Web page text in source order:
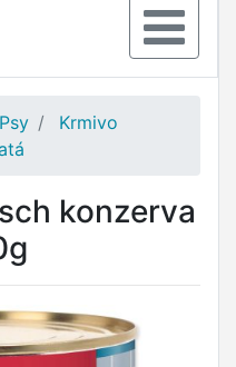
Psy
Krmivo
konzerva